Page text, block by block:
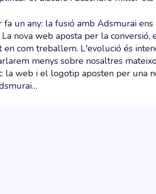
fa un any: la fusió amb Adsmurai
nova web aposta per la conversió,
com treballem. L'evolució és
menys sobre nosaltres
la web i el logotip aposten per una